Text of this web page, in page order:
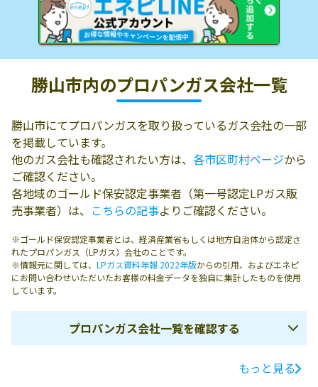
勝山市内のプロパンガス会社一覧
勝山市にてプロパンガスを取り扱っているガス会社の一部
を掲載しています。
他のガス会社も確認されたい方は、 各市区町村ページから
ご確認ください。
各地域のゴールド保安認定事業者（第一号認定LPガス販
売事業者）は、 こちらの記事よりご確認ください。
※ゴールド保安認定事業者とは、経済産業省もしくは地方自治体から認定さ
れたプロパンガス（LPガス）会社のことです。
※情報元に関しては、 LPガス資料年報 2022年版からの引用、およびエネピ
にお問い合わせいただいたお客様の料金データを独自に集計したものを使用
しています。
プロパンガス会社一覧を確認する
電話番号
もっと見る